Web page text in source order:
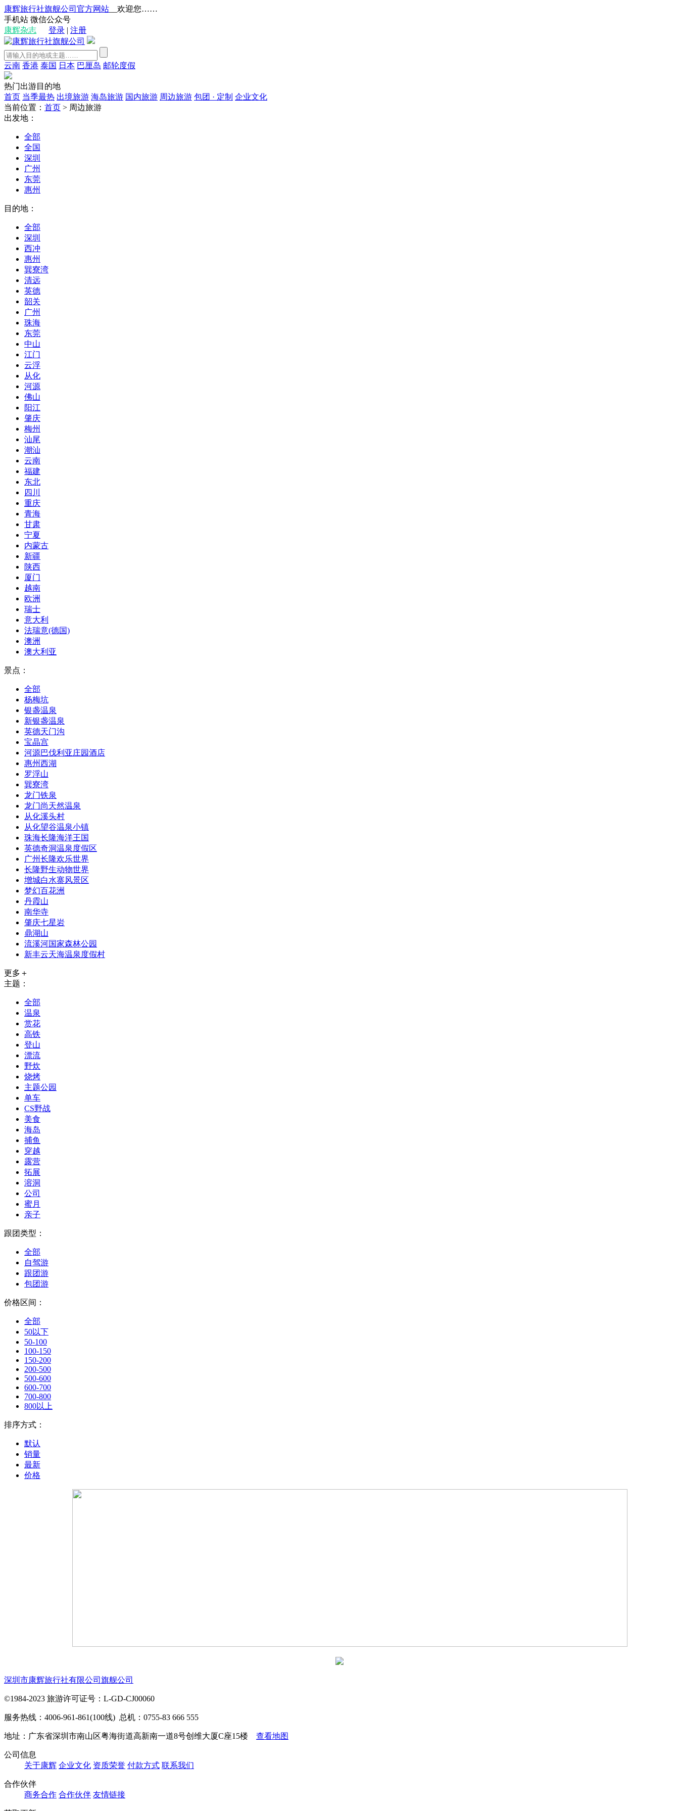
康辉旅行社旗舰公司官方网站 __欢迎您……
手机站 微信公众号
康辉杂志
登录 | 注册
云南 香港 泰国 日本 巴厘岛 邮轮度假
热门出游目的地
首页 当季最热 出境旅游 海岛旅游 国内旅游 周边旅游 包团 · 定制 企业文化
当前位置： 首页 > 周边旅游
出发地：
全部
全国
深圳
广州
东莞
惠州
目的地：
全部
深圳
西冲
惠州
巽寮湾
清远
英德
韶关
广州
珠海
东莞
中山
江门
云浮
从化
河源
佛山
阳江
肇庆
梅州
汕尾
潮汕
云南
福建
东北
四川
重庆
青海
甘肃
宁夏
内蒙古
新疆
陕西
厦门
越南
欧洲
瑞士
意大利
法瑞意(德国)
澳洲
澳大利亚
景点：
全部
杨梅坑
银盏温泉
新银盏温泉
英德天门沟
宝晶宫
河源巴伐利亚庄园酒店
惠州西湖
罗浮山
巽寮湾
龙门铁泉
龙门尚天然温泉
从化溪头村
从化望谷温泉小镇
珠海长隆海洋王国
英德奇洞温泉度假区
广州长隆欢乐世界
长隆野生动物世界
增城白水寨风景区
梦幻百花洲
丹霞山
南华寺
肇庆七星岩
鼎湖山
流溪河国家森林公园
新丰云天海温泉度假村
更多＋
主题：
全部
温泉
赏花
高铁
登山
漂流
野炊
烧烤
主题公园
单车
CS野战
美食
海岛
捕鱼
穿越
露营
拓展
溶洞
公司
蜜月
亲子
跟团类型：
全部
自驾游
跟团游
包团游
价格区间：
全部
50以下
50-100
100-150
150-200
200-500
500-600
600-700
700-800
800以上
排序方式：
默认
销量
最新
价格
深圳市康辉旅行社有限公司旗舰公司
©1984-2023 旅游许可证号：L-GD-CJ00060
服务热线：4006-961-861(100线) 总机：0755-83 666 555
地址：广东省深圳市南山区粤海街道高新南一道8号创维大厦C座15楼 查看地图
公司信息
关于康辉 企业文化 资质荣誉 付款方式 联系我们
合作伙伴
商务合作 合作伙伴 友情链接